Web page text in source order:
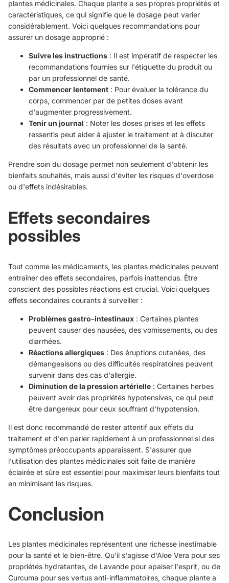
plantes médicinales. Chaque plante a ses propres propriétés et
caractéristiques, ce qui signifie que le dosage peut varier
considérablement. Voici quelques recommandations pour
assurer un dosage approprié :
Suivre les instructions : Il est impératif de respecter les
recommandations fournies sur l'étiquette du produit ou
par un professionnel de santé.
Commencer lentement : Pour évaluer la tolérance du
corps, commencer par de petites doses avant
d'augmenter progressivement.
Tenir un journal : Noter les doses prises et les effets
ressentis peut aider à ajuster le traitement et à discuter
des résultats avec un professionnel de la santé.
Prendre soin du dosage permet non seulement d'obtenir les
bienfaits souhaités, mais aussi d'éviter les risques d'overdose
ou d'effets indésirables.
Effets secondaires
possibles
Tout comme les médicaments, les plantes médicinales peuvent
entraîner des effets secondaires, parfois inattendus. Être
conscient des possibles réactions est crucial. Voici quelques
effets secondaires courants à surveiller :
Problèmes gastro-intestinaux : Certaines plantes
peuvent causer des nausées, des vomissements, ou des
diarrhées.
Réactions allergiques : Des éruptions cutanées, des
démangeaisons ou des difficultés respiratoires peuvent
survenir dans des cas d'allergie.
Diminution de la pression artérielle : Certaines herbes
peuvent avoir des propriétés hypotensives, ce qui peut
être dangereux pour ceux souffrant d'hypotension.
Il est donc recommandé de rester attentif aux effets du
traitement et d'en parler rapidement à un professionnel si des
symptômes préoccupants apparaissent. S'assurer que
l'utilisation des plantes médicinales soit faite de manière
éclairée et sûre est essentiel pour maximiser leurs bienfaits tout
en minimisant les risques.
Conclusion
Les plantes médicinales représentent une richesse inestimable
pour la santé et le bien-être. Qu'il s'agisse d'Aloe Vera pour ses
propriétés hydratantes, de Lavande pour apaiser l'esprit, ou de
Curcuma pour ses vertus anti-inflammatoires, chaque plante a